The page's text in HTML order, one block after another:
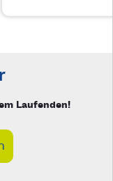
Laufenden!